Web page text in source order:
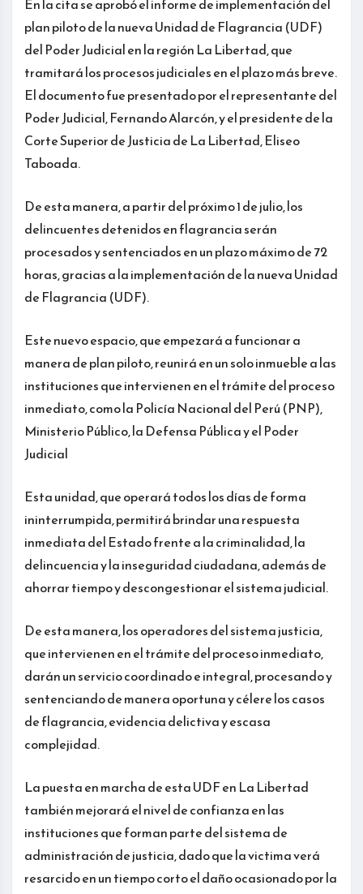
En la cita se aprobó el informe de implementación del
plan piloto de la nueva Unidad de Flagrancia (UDF)
del Poder Judicial en la región La Libertad, que
tramitará los procesos judiciales en el plazo más breve.
El documento fue presentado por el representante del
Poder Judicial, Fernando Alarcón, y el presidente de la
Corte Superior de Justicia de La Libertad, Eliseo
Taboada.
De esta manera, a partir del próximo 1 de julio, los
delincuentes detenidos en flagrancia serán
procesados y sentenciados en un plazo máximo de 72
horas, gracias a la implementación de la nueva Unidad
de Flagrancia (UDF).
Este nuevo espacio, que empezará a funcionar a
manera de plan piloto, reunirá en un solo inmueble a las
instituciones que intervienen en el trámite del proceso
inmediato, como la Policía Nacional del Perú (PNP),
Ministerio Público, la Defensa Pública y el Poder
Judicial
Esta unidad, que operará todos los días de forma
ininterrumpida, permitirá brindar una respuesta
inmediata del Estado frente a la criminalidad, la
delincuencia y la inseguridad ciudadana, además de
ahorrar tiempo y descongestionar el sistema judicial.
De esta manera, los operadores del sistema justicia,
que intervienen en el trámite del proceso inmediato,
darán un servicio coordinado e integral, procesando y
sentenciando de manera oportuna y célere los casos
de flagrancia, evidencia delictiva y escasa
complejidad.
La puesta en marcha de esta UDF en La Libertad
también mejorará el nivel de confianza en las
instituciones que forman parte del sistema de
administración de justicia, dado que la victima verá
resarcido en un tiempo corto el daño ocasionado por la